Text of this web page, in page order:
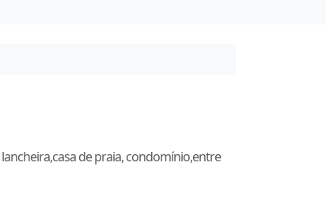
de praia, condomínio,entre